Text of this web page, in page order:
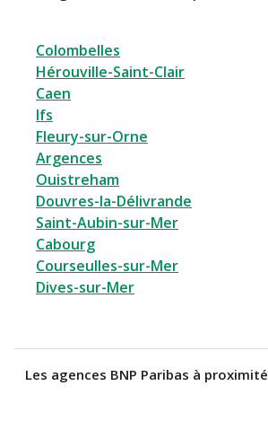
Colombelles
Hérouville-Saint-Clair
Caen
Ifs
Fleury-sur-Orne
Argences
Ouistreham
Douvres-la-Délivrande
Saint-Aubin-sur-Mer
Cabourg
Courseulles-sur-Mer
Dives-sur-Mer
Les agences BNP Paribas à proximité